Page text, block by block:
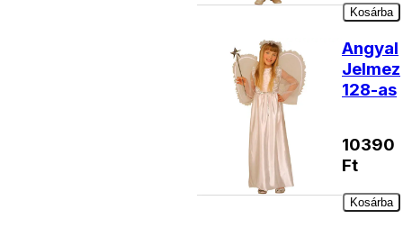
Kosárba
Angyal
Jelmez
128-as
10390
Ft
Kosárba